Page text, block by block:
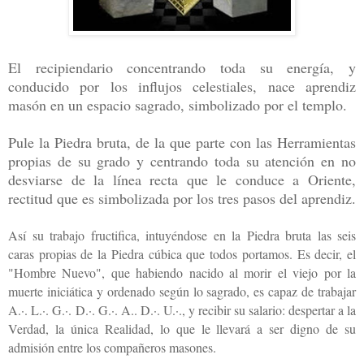
El recipiendario concentrando toda su energía, y
conducido por los influjos celestiales, nace aprendiz
masón en un espacio sagrado, simbolizado por el templo.
Pule la Piedra bruta, de la que parte con las Herramientas
propias de su grado y centrando toda su atención en no
desviarse de la línea recta que le conduce a Oriente,
rectitud que es simbolizada por los tres pasos del aprendiz.
Así su trabajo fructifica, intuyéndose en la Piedra bruta las seis
caras propias de la Piedra cúbica que todos portamos. Es decir, el
"Hombre Nuevo", que habiendo nacido al morir el viejo por la
muerte iniciática y ordenado según lo sagrado, es capaz de trabajar
A.·. L.·. G.·. D.·. G.·. A.. D.·. U.·., y recibir su salario: despertar a la
Verdad, la única Realidad, lo que le llevará a ser digno de su
admisión entre los compañeros masones.